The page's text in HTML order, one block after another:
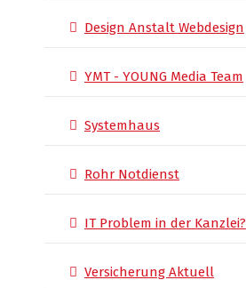
Design Anstalt Webdesign
YMT - YOUNG Media Team
Systemhaus
Rohr Notdienst
IT Problem in der Kanzlei?
Versicherung Aktuell